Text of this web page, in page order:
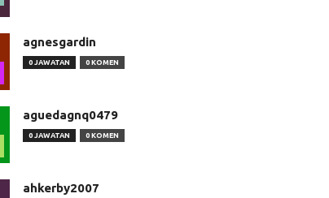
agnesgardin
0 JAWATAN 0 KOMEN
aguedagnq0479
0 JAWATAN 0 KOMEN
ahkerby2007